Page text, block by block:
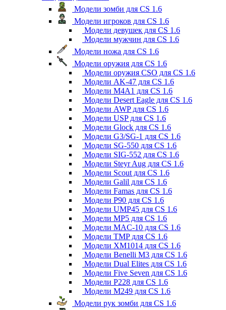
Модели зомби для CS 1.6
Модели игроков для CS 1.6
Модели девушек для CS 1.6
Модели мужчин для CS 1.6
Модели ножа для CS 1.6
Модели оружия для CS 1.6
Модели оружия CSO для CS 1.6
Модели AK-47 для CS 1.6
Модели M4A1 для CS 1.6
Модели Desert Eagle для CS 1.6
Модели AWP для CS 1.6
Модели USP для CS 1.6
Модели Glock для CS 1.6
Модели G3/SG-1 для CS 1.6
Модели SG-550 для CS 1.6
Модели SIG-552 для CS 1.6
Модели Steyr Aug для CS 1.6
Модели Scout для CS 1.6
Модели Galil для CS 1.6
Модели Famas для CS 1.6
Модели P90 для CS 1.6
Модели UMP45 для CS 1.6
Модели MP5 для CS 1.6
Модели MAC-10 для CS 1.6
Модели TMP для CS 1.6
Модели XM1014 для CS 1.6
Модели Benelli M3 для CS 1.6
Модели Dual Elites для CS 1.6
Модели Five Seven для CS 1.6
Модели P228 для CS 1.6
Модели M249 для CS 1.6
Модели рук зомби для CS 1.6